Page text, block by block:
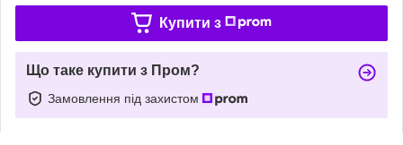
Купити з
Що таке купити з Пром?
Замовлення під захистом